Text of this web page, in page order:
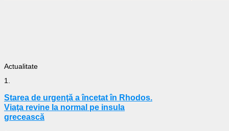
Actualitate
1.
Starea de urgenţă a încetat în Rhodos.
Viaţa revine la normal pe insula
grecească